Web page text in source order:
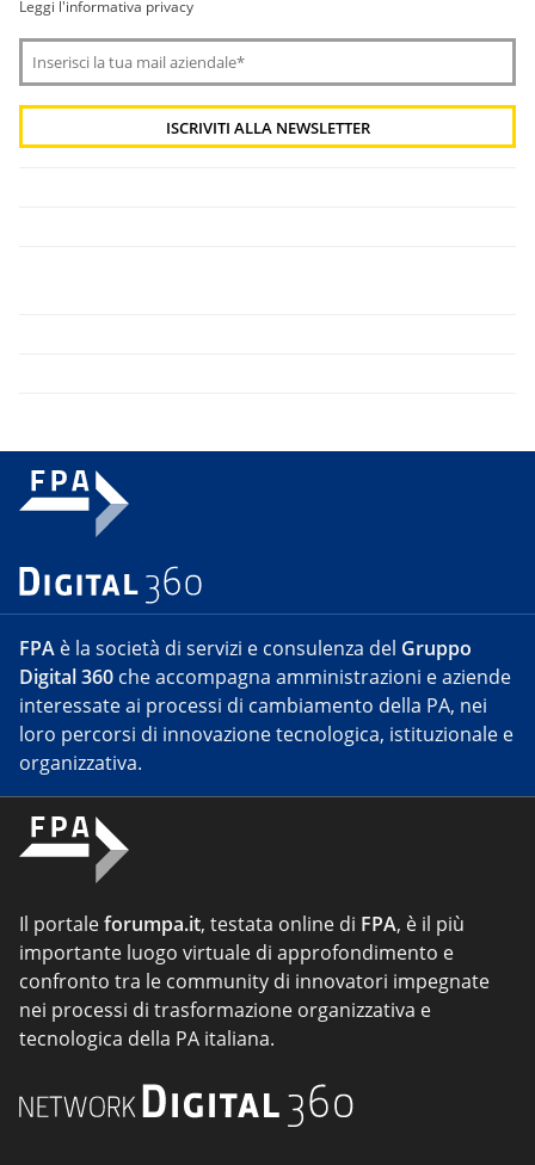
Leggi l'informativa privacy
FPA è la società di servizi e consulenza del Gruppo
Digital 360 che accompagna amministrazioni e aziende
interessate ai processi di cambiamento della PA, nei
loro percorsi di innovazione tecnologica, istituzionale e
organizzativa.
Il portaleforumpa.it, testata online di FPA, è il più
importante luogo virtuale di approfondimento e
confronto tra le community di innovatori impegnate
nei processi di trasformazione organizzativa e
tecnologica della PA italiana.